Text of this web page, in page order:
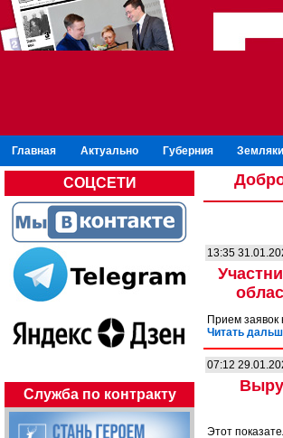
Главная Актуально Губерния Земляки
СОЦСЕТИ
Служба по контракту
13:35
Прием заявок
Читать
07:12
Этот